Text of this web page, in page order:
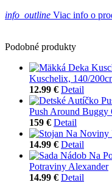
info_outline Viac info o
Podobné produkty
Kuschelix, 140/
12.99 € Detail
Push Around Buggy
159 € Detail
14.99 € Detail
Potraviny Alexander
14.99 € Detail